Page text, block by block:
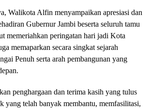
Walikota Alfin menyampaikan apresiasi dan
Gubernur Jambi beserta seluruh tamu
memeriahkan peringatan hari jadi Kota
memaparkan secara singkat sejarah
Penuh serta arah pembangunan yang
penghargaan dan terima kasih yang tulus
yang telah banyak membantu, memfasilitasi,